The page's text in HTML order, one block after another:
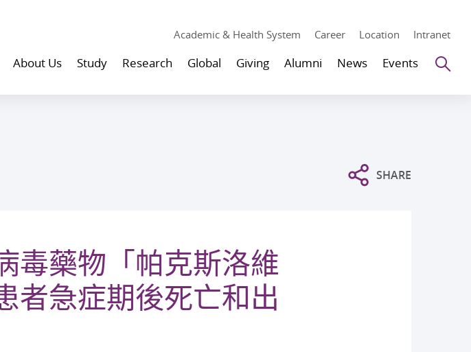
Academic & Health System Career Location Intranet
About Us Study Research Global Giving Alumni News Events
SHARE
毒藥物「帕克斯洛維
者急症期後死亡和出